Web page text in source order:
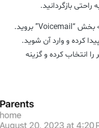
بازگردانید.
کرده و گزینه